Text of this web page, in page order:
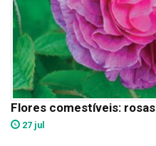
Flores comestíveis: rosas
27 jul